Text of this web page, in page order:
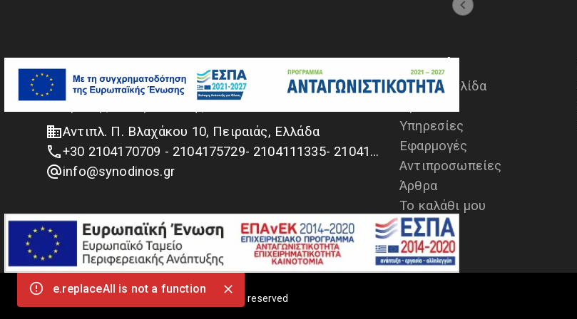
Κ. & Α. ΣΥΝΟΔΙΝΟΣ ΑΕ
Ναυτιλιακά είδη & Εξοπλισμός
ανύψωσης και πρόσδεσης
Αντιπλ. Π. Βλαχάκου 10, Πειραιάς, Ελλάδα
+30 2104170709 - 2104175729- 2104111335- 2104127501
info@synodinos.gr
Μενού
Αρχική σελίδα
Υπηρεσίες
Εφαρμογές
Αντιπροσωπείες
Άρθρα
Το καλάθι μου
2026 Some rights reserved
e.replaceAll is not a function